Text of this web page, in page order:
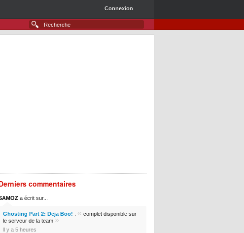
Connexion
commentaires
a écrit sur...
Ghosting Part 2: Deja Boo! : « complet disponible sur
le serveur de la team »
Il y a 5 heures